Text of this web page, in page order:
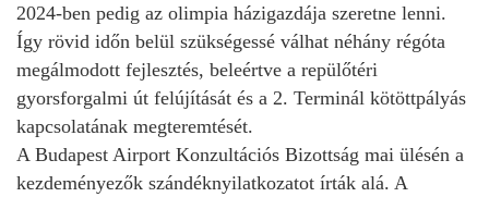
2024-ben pedig az olimpia házigazdája szeretne lenni.
Így rövid időn belül szükségessé válhat néhány régóta
megálmodott fejlesztés, beleértve a repülőtéri
gyorsforgalmi út felújítását és a 2. Terminál kötöttpályás
kapcsolatának megteremtését.
A Budapest Airport Konzultációs Bizottság mai ülésén a
kezdeményezők szándéknyilatkozatot írták alá. A